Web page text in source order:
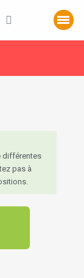
différentes
pas à